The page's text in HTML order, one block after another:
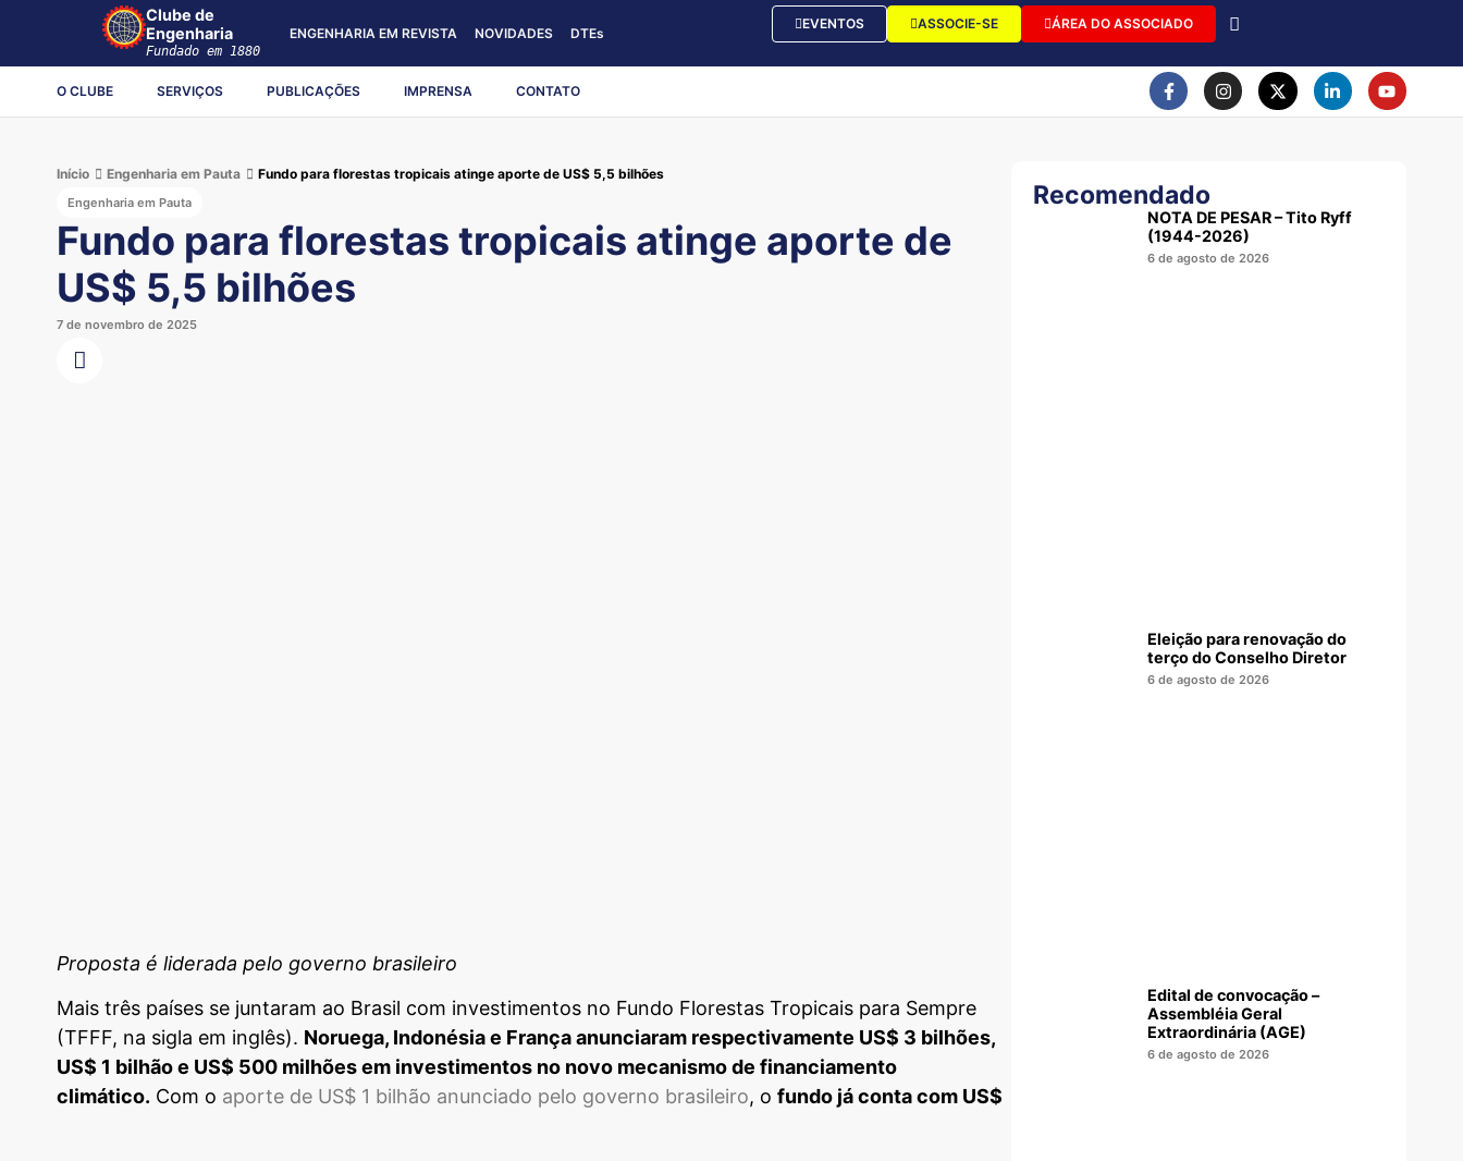
Clube de
Engenharia
Fundado em 1880
ENGENHARIA EM REVISTA NOVIDADES DTEs
EVENTOS ASSOCIE-SE ÁREA DO ASSOCIADO
O CLUBE SERVIÇOS PUBLICAÇÕES IMPRENSA CONTATO
Início Engenharia em Pauta Fundo para florestas tropicais atinge aporte de US$ 5,5 bilhões
Engenharia em Pauta
Fundo para florestas tropicais atinge aporte de
US$ 5,5 bilhões
7 de novembro de 2025
Proposta é liderada pelo governo brasileiro
Mais três países se juntaram ao Brasil com investimentos no Fundo Florestas Tropicais para Sempre
(TFFF, na sigla em inglês). Noruega, Indonésia e França anunciaram respectivamente US$ 3 bilhões,
US$ 1 bilhão e US$ 500 milhões em investimentos no novo mecanismo de financiamento
climático. Com o aporte de US$ 1 bilhão anunciado pelo governo brasileiro, o fundo já conta com US$
Recomendado
NOTA DE PESAR – Tito Ryff
(1944-2026)
6 de agosto de 2026
Eleição para renovação do
terço do Conselho Diretor
6 de agosto de 2026
Edital de convocação –
Assembléia Geral
Extraordinária (AGE)
6 de agosto de 2026